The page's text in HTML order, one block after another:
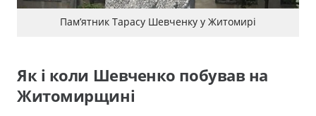
Памʼятник Тарасу Шевченку у Житомирі
Як і коли Шевченко побував на
Житомирщині